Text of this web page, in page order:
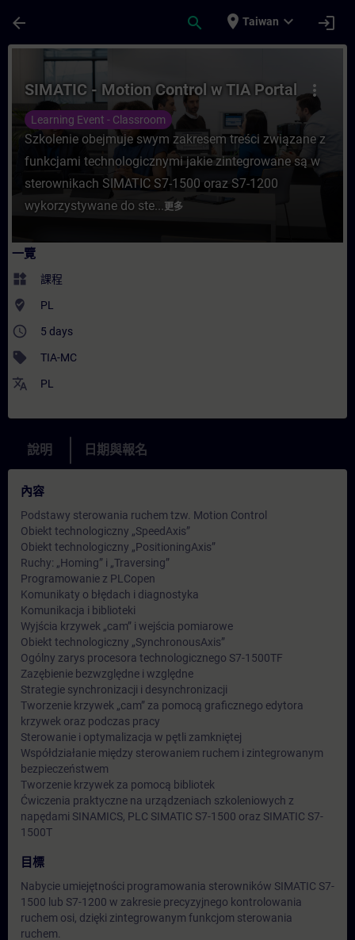
arrow_back search place Taiwan expand_more login
課程 - SIMATIC - Motion Control w TIA
more_vert
SIMATIC - Motion Control w TIA Portal
Learning Event - Classroom
Szkolenie obejmuje swym zakresem treści związane z
funkcjami technologicznymi jakie zintegrowane są w
sterownikach SIMATIC S7-1500 oraz S7-1200
wykorzystywane do ste...更多
一覽
widgets 課程
where_to_vote PL
access_time 5 days
sell TIA-MC
translate PL
說明 日期與報名
內容
Podstawy sterowania ruchem tzw. Motion Control
Obiekt technologiczny „SpeedAxis”
Obiekt technologiczny „PositioningAxis”
Ruchy: „Homing” i „Traversing”
Programowanie z PLCopen
Komunikaty o błędach i diagnostyka
Komunikacja i biblioteki
Wyjścia krzywek „cam” i wejścia pomiarowe
Obiekt technologiczny „SynchronousAxis”
Ogólny zarys procesora technologicznego S7-1500TF
Zazębienie bezwzględne i względne
Strategie synchronizacji i desynchronizacji
Tworzenie krzywek „cam” za pomocą graficznego edytora
krzywek oraz podczas pracy
Sterowanie i optymalizacja w pętli zamkniętej
Współdziałanie między sterowaniem ruchem i zintegrowanym
bezpieczeństwem
Tworzenie krzywek za pomocą bibliotek
Ćwiczenia praktyczne na urządzeniach szkoleniowych z
napędami SINAMICS, PLC SIMATIC S7-1500 oraz SIMATIC S7-
1500T
目標
Nabycie umiejętności programowania sterowników SIMATIC S7-
1500 lub S7-1200 w zakresie precyzyjnego kontrolowania
ruchem osi, dzięki zintegrowanym funkcjom sterowania
ruchem.